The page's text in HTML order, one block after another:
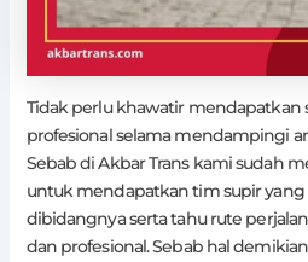
Tidak perlu khawatir mendapatkan
profesional selama mendampingi
Sebab di Akbar Trans kami sudah
untuk mendapatkan tim supir
dibidangnya serta tahu rute
dan profesional. Sebab hal